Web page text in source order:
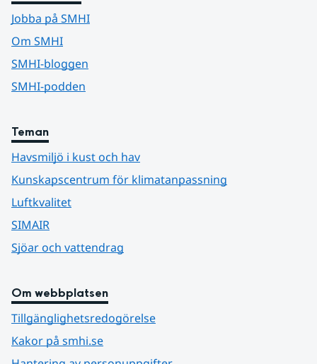
Jobba på SMHI
Om SMHI
SMHI-bloggen
SMHI-podden
Teman
Havsmiljö i kust och hav
Kunskapscentrum för klimatanpassning
Luftkvalitet
SIMAIR
Sjöar och vattendrag
Om webbplatsen
Tillgänglighetsredogörelse
Kakor på smhi.se